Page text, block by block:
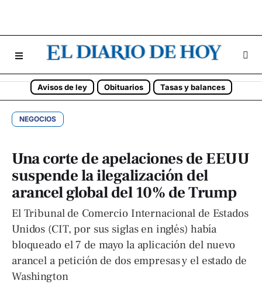
Avisos de ley Obituarios Tasas y balances
NEGOCIOS
Una corte de apelaciones de EEUU
suspende la ilegalización del
arancel global del 10% de Trump
El Tribunal de Comercio Internacional de Estados
Unidos (CIT, por sus siglas en inglés) había
bloqueado el 7 de mayo la aplicación del nuevo
arancel a petición de dos empresas y el estado de
Washington